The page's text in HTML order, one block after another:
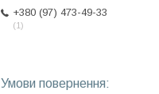
+380 (97) 473-49-33
1